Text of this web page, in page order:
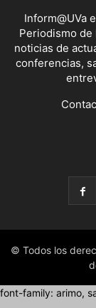
Inform@UVa
Periodismo de
noticias de
conferencias,
© Todos los
font-family: arimo,